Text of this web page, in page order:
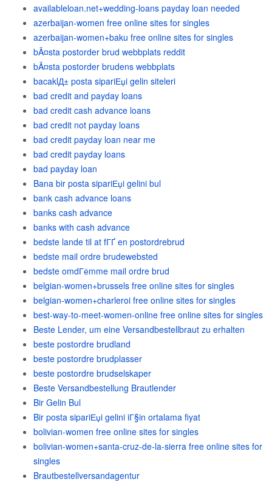
availableloan.net+wedding-loans payday loan needed
azerbaijan-women free online sites for singles
azerbaijan-women+baku free online sites for singles
bÃ¤sta postorder brud webbplats reddit
bÃ¤sta postorder brudens webbplats
bacaklД± posta sipariЕџi gelin siteleri
bad credit and payday loans
bad credit cash advance loans
bad credit not payday loans
bad credit payday loan near me
bad credit payday loans
bad payday loan
Bana bir posta sipariЕџi gelini bul
bank cash advance loans
banks cash advance
banks with cash advance
bedste lande til at fГҐ en postordrebrud
bedste mail ordre brudewebsted
bedste omdГёmme mail ordre brud
belgian-women+brussels free online sites for singles
belgian-women+charleroi free online sites for singles
best-way-to-meet-women-online free online sites for singles
Beste Lender, um eine Versandbestellbraut zu erhalten
beste postordre brudland
beste postordre brudplasser
beste postordre brudselskaper
Beste Versandbestellung Brautlender
Bir Gelin Bul
Bir posta sipariЕџi gelini iГ§in ortalama fiyat
bolivian-women free online sites for singles
bolivian-women+santa-cruz-de-la-sierra free online sites for
singles
Brautbestellversandagentur